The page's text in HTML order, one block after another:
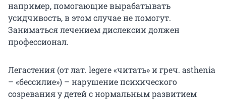
например, помогающие вырабатывать
усидчивость, в этом случае не помогут.
Заниматься лечением дислексии должен
профессионал.
Легастения (от лат. legere «читать» и греч. asthenia
– «бессилие») – нарушение психического
созревания у детей с нормальным развитием